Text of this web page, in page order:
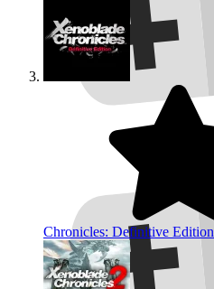
Chronicles: Definitive Edition